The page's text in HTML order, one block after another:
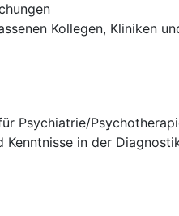
Kollegen, Kliniken
Psychiatrie/
Kenntnisse in der